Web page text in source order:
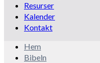
Resurser
Kalender
Kontakt
Hem
Bibeln